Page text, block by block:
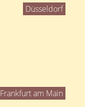
Düsseldorf
Frankfurt am Main